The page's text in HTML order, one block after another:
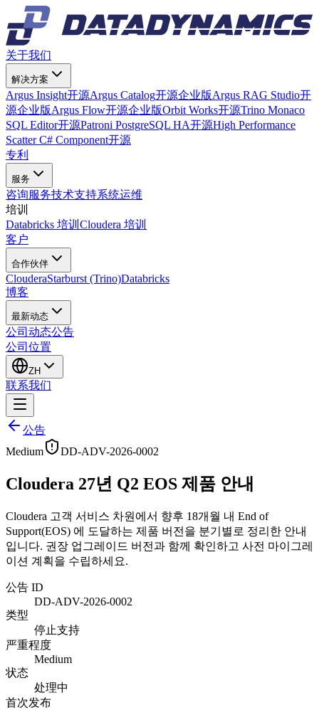
关于我们
解决方案
Argus Insight开源Argus Catalog开源企业版Argus RAG Studio开
源企业版Argus Flow开源企业版Orbit Works开源Trino Monaco
SQL Editor开源Patroni PostgreSQL HA开源High Performance
Scatter C# Component开源
专利
服务
咨询服务技术支持系统运维
培训
Databricks 培训 Cloudera 培训
客户
合作伙伴
ClouderaStarburst (Trino)Databricks
博客
最新动态
公司动态公告
公司位置
ZH
联系我们
公告
Medium
DD-ADV-2026-0002
Cloudera 27년 Q2 EOS 제품 안내
Cloudera 고객 서비스 차원에서 향후 18개월 내 End of
Support(EOS) 에 도달하는 제품 버전을 분기별로 정리한 안내
입니다. 권장 업그레이드 버전과 함께 확인하고 사전 마이그레
이션 계획을 수립하세요.
公告 ID
DD-ADV-2026-0002
类型
停止支持
严重程度
Medium
状态
处理中
首次发布